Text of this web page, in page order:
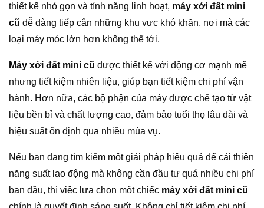
thiết kế nhỏ gọn và tính năng linh hoạt, máy xới đất mini
cũ dễ dàng tiếp cận những khu vực khó khăn, nơi mà các
loại máy móc lớn hơn không thể tới.
Máy xới đất mini cũ được thiết kế với động cơ mạnh mẽ
nhưng tiết kiệm nhiên liệu, giúp bạn tiết kiệm chi phí vận
hành. Hơn nữa, các bộ phận của máy được chế tạo từ vật
liệu bền bỉ và chất lượng cao, đảm bảo tuổi thọ lâu dài và
hiệu suất ổn định qua nhiều mùa vụ.
Nếu bạn đang tìm kiếm một giải pháp hiệu quả để cải thiện
năng suất lao động mà không cần đầu tư quá nhiều chi phí
ban đầu, thì việc lựa chọn một chiếc máy xới đất mini cũ